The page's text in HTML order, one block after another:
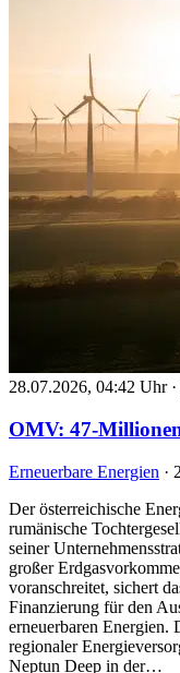
28.07.2026, 04:42 Uhr ·
OMV: 47-
Erneuerbare Energien ·
Der österreichische
rumänische
seiner
großer
voranschreitet, sichert
Finanzierung für den
erneuerbaren Energien.
regionaler
Neptun Deep in der…